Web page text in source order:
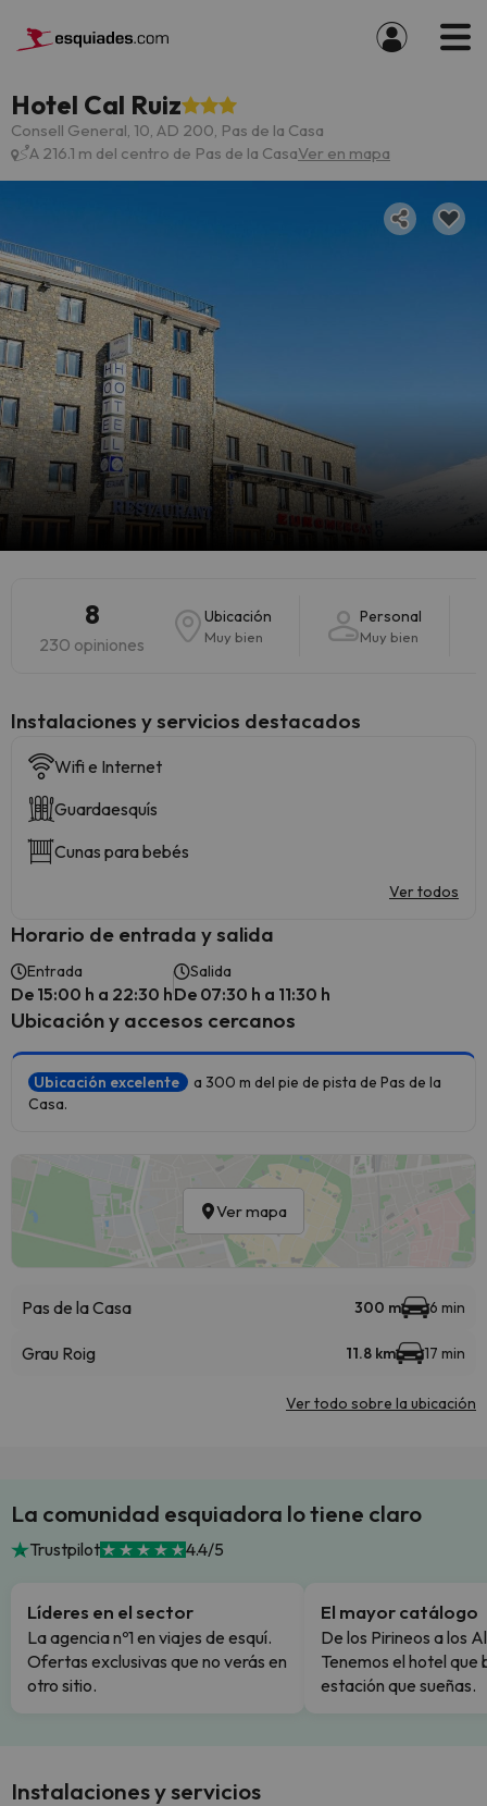
Hotel Cal Ruiz
Consell General, 10, AD 200, Pas de la Casa
A 216.1 m del centro de Pas de la CasaVer en mapa
8
230 opiniones
Ubicación
Muy bien
Personal
Muy bien
Instalaciones y servicios destacados
Wifi e Internet
Guardaesquís
Cunas para bebés
Ver todos
Horario de entrada y salida
Entrada
De 15:00 h a 22:30 h
Salida
De 07:30 h a 11:30 h
Ubicación y accesos cercanos
Ubicación excelente
a 300 m del pie de pista de Pas de la
Casa.
Ver mapa
Pas de la Casa 300 m 6 min
Grau Roig 11.8 km 17 min
Ver todo sobre la ubicación
La comunidad esquiadora lo tiene claro
Trustpilot 4.4/5
Líderes en el sector
La agencia nº1 en viajes de esquí.
Ofertas exclusivas que no verás en
otro sitio.
El mayor catálogo
De los Pirineos a los
Tenemos el hotel que
estación que sueñas.
Instalaciones y servicios